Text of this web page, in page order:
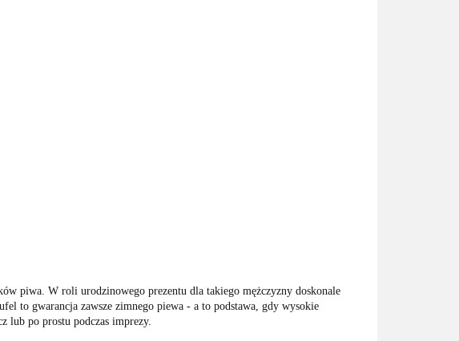
piwa. W roli urodzinowego prezentu dla takiego mężczyzny doskonale
to gwarancja zawsze zimnego piewa - a to podstawa, gdy wysokie
lub po prostu podczas imprezy.